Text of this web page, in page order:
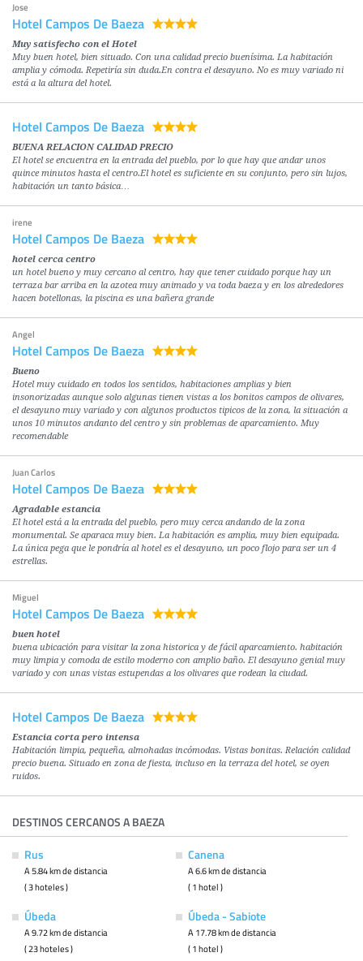
Jose
Hotel Campos De Baeza
Muy satisfecho con el Hotel
Muy buen hotel, bien situado. Con una calidad precio buenísima. La habitación
amplia y cómoda. Repetiría sin duda.En contra el desayuno. No es muy variado ni
está a la altura del hotel.
Hotel Campos De Baeza
BUENA RELACION CALIDAD PRECIO
El hotel se encuentra en la entrada del pueblo, por lo que hay que andar unos
quince minutos hasta el centro.El hotel es suficiente en su conjunto, pero sin lujos,
habitación un tanto básica…
irene
Hotel Campos De Baeza
hotel cerca centro
un hotel bueno y muy cercano al centro, hay que tener cuidado porque hay un
terraza bar arriba en la azotea muy animado y va toda baeza y en los alrededores
hacen botellonas, la piscina es una bañera grande
Angel
Hotel Campos De Baeza
Bueno
Hotel muy cuidado en todos los sentidos, habitaciones amplias y bien
insonorizadas aunque solo algunas tienen vistas a los bonitos campos de olivares,
el desayuno muy variado y con algunos productos tipicos de la zona, la situación a
unos 10 minutos andanto del centro y sin problemas de aparcamiento. Muy
recomendable
Juan Carlos
Hotel Campos De Baeza
Agradable estancia
El hotel está a la entrada del pueblo, pero muy cerca andando de la zona
monumental. Se aparaca muy bien. La habitación es amplia, muy bien equipada.
La única pega que le pondría al hotel es el desayuno, un poco flojo para ser un 4
estrellas.
Miguel
Hotel Campos De Baeza
buen hotel
buena ubicación para visitar la zona historica y de fácil aparcamiento. habitación
muy limpia y comoda de estilo moderno con amplio baño. El desayuno genial muy
variado y con unas vistas estupendas a los olivares que rodean la ciudad.
Hotel Campos De Baeza
Estancia corta pero intensa
Habitación limpia, pequeña, almohadas incómodas. Vistas bonitas. Relación calidad
precio buena. Situado en zona de fiesta, incluso en la terraza del hotel, se oyen
ruidos.
DESTINOS CERCANOS A BAEZA
Rus
A 5.84 km de distancia
( 3 hoteles )
Canena
A 6.6 km de distancia
( 1 hotel )
Úbeda
A 9.72 km de distancia
( 23 hoteles )
Úbeda - Sabiote
A 17.78 km de distancia
( 1 hotel )